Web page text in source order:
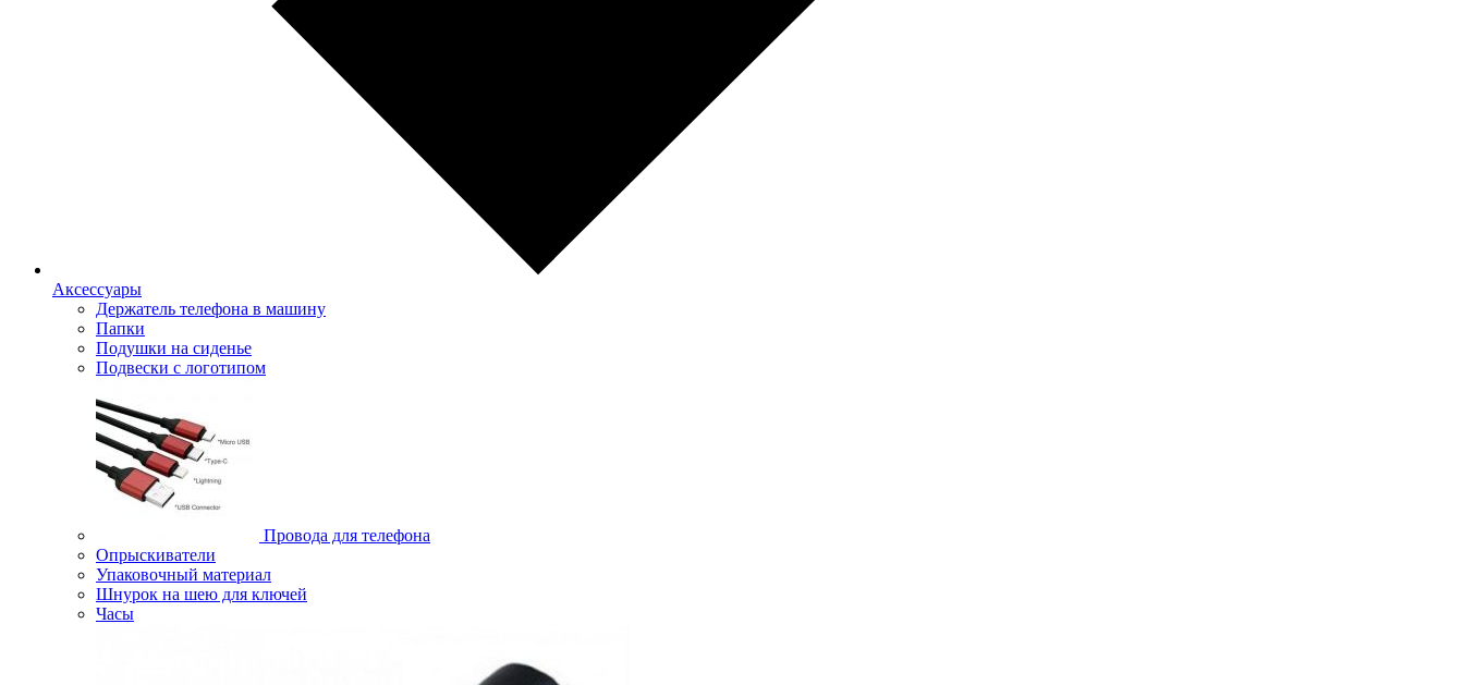
Аксессуары
Держатель телефона в машину
Папки
Подушки на сиденье
Подвески с логотипом
Провода для телефона
Опрыскиватели
Упаковочный материал
Шнурок на шею для ключей
Часы